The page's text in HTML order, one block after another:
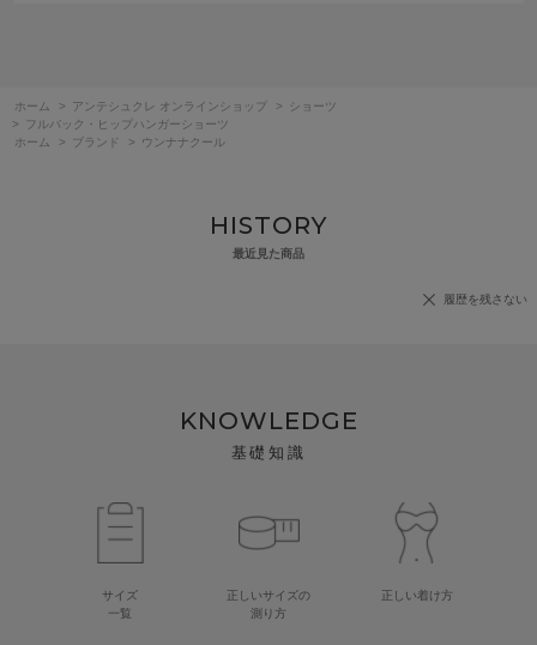
ホーム > アンテシュクレ オンラインショップ >
ショーツ
>
フルバック・ヒップハンガーショーツ
ホーム
> ブランド > ウンナナクール
HISTORY
最近見た商品
履歴を残さない
KNOWLEDGE
基礎知識
サイズ
一覧
正しいサイズの
測り方
正しい着け方